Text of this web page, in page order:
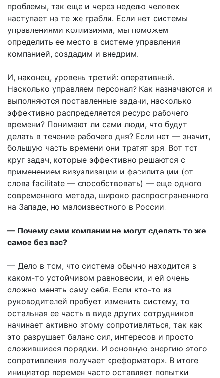
проблемы, так еще и через неделю человек
наступает на те же грабли. Если нет системы
управлениями коллизиями, мы поможем
определить ее место в системе управления
компанией, создадим и внедрим.
И, наконец, уровень третий: оперативный.
Насколько управляем персонал? Как назначаются и
выполняются поставленные задачи, насколько
эффективно распределяется ресурс рабочего
времени? Понимают ли сами люди, что будут
делать в течение рабочего дня? Если нет — значит,
большую часть времени они тратят зря. Вот тот
круг задач, которые эффективно решаются с
применением визуализации и фасилитации (от
слова facilitate — способствовать) — еще одного
современного метода, широко распространенного
на Западе, но малоизвестного в России.
— Почему сами компании не могут сделать то же
самое без вас?
— Дело в том, что система обычно находится в
каком-то устойчивом равновесии, и ей очень
сложно менять саму себя. Если кто-то из
руководителей пробует изменить систему, то
остальная ее часть в виде других сотрудников
начинает активно этому сопротивляться, так как
это разрушает баланс сил, интересов и просто
сложившиеся порядки. И основную энергию этого
сопротивления получает «реформатор». В итоге
инициатор перемен часто оставляет попытки